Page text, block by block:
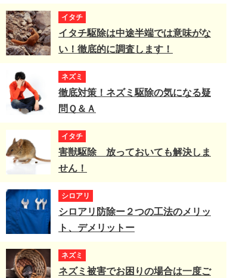
イタチ
イタチ駆除は中途半端では意味がな
い！徹底的に調査します！
ネズミ
徹底対策！ネズミ駆除の気になる疑
問Ｑ＆Ａ
イタチ
害獣駆除 放っておいても解決しま
せん！
シロアリ
シロアリ防除ー２つの工法のメリッ
ト、デメリットー
ネズミ
ネズミ被害でお困りの場合は一度ご